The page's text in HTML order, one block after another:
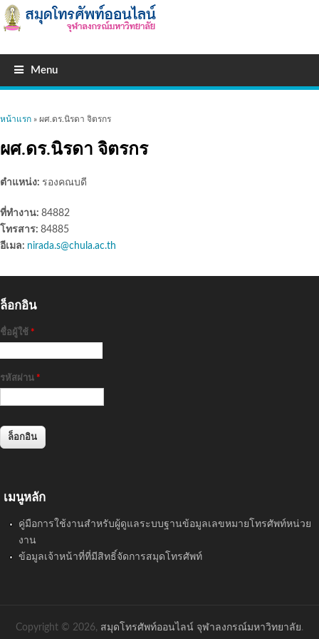
Menu
คุณอยู่ที่นี่
หน้าแรก » ผศ.ดร.นิรดา จิตรกร
ผศ.ดร.นิรดา จิตรกร
ตำแหน่ง: รองคณบดี
ที่ทำงาน: 84882
โทรสาร: 84885
อีเมล: nirada.s@chula.ac.th
ล็อกอิน
ชื่อผู้ใช้ *
รหัสผ่าน *
เมนูหลัก
คู่มือการใช้งานสำหรับผู้ดูแลระบบฐานข้อมูลเลขหมายโทรศัพท์หน่วย
งาน
ข้อมูลเจ้าหน้าที่ที่มีสิทธิ์จัดการสมุดโทรศัพท์
Copyright © 2026, สมุดโทรศัพท์ออนไลน์ จุฬาลงกรณ์มหาวิทยาลัย.